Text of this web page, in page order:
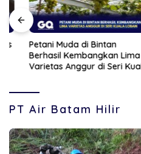
Petani Muda di Bintan
Berhasil Kembangkan Lima
Varietas Anggur di Seri Kuala
PT Air Batam Hilir